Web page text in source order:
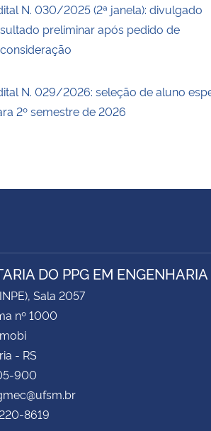
N. 030/2025 (2ª janela): divulgado
preliminar após pedido de
N. 029/2026: seleção de aluno
2º semestre de 2026
DO PPG EM
Sala 2057
nº 1000
- RS
900
8619